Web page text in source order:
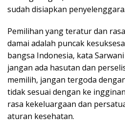
sudah disiapkan penyelenggara.
Pemilihan yang teratur dan
damai adalah puncak
bangsa Indonesia, kata
jangan ada hasutan dan
memilih, jangan tergoda
tidak sesuai dengan ke
rasa kekeluargaan dan
aturan kesehatan.